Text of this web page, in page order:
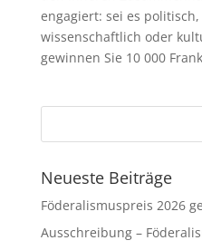
engagiert: sei es
wissenschaftlich oder
gewinnen Sie 10 000
Neueste Beiträge
Föderalismuspreis 2026
Ausschreibung –